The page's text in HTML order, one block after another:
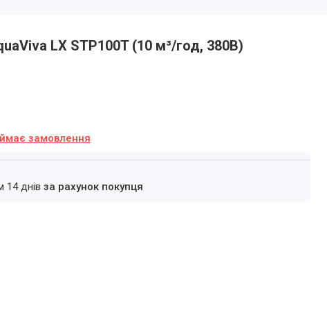
LX STP100T (10 м³/год, 380В)
замовлення
14 днів за рахунок покупця